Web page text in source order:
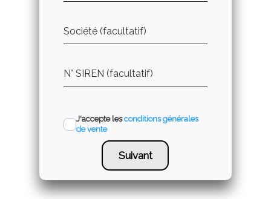
Société (facultatif)
N° SIREN (facultatif)
J'accepte lesconditions générales
de vente
Suivant